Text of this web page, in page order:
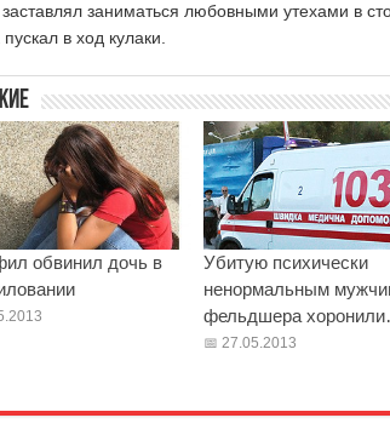
заниматься любовными утехами в
пускал в ход кулаки.
обвинил дочь в
Убитую психически
ненормальным
фельдшера
27.05.2013